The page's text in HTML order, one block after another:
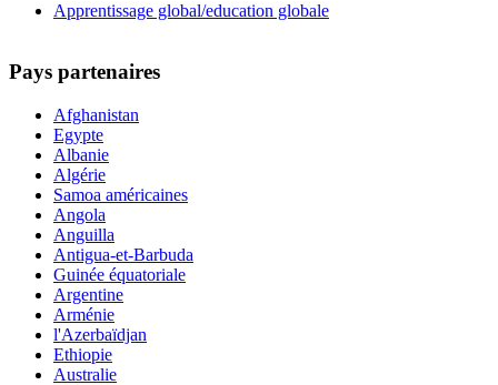
Apprentissage global/education globale
Pays partenaires
Afghanistan
Egypte
Albanie
Algérie
Samoa américaines
Angola
Anguilla
Antigua-et-Barbuda
Guinée équatoriale
Argentine
Arménie
l'Azerbaïdjan
Ethiopie
Australie